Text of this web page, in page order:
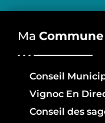
Ma Commune
Conseil
Vignoc En
Conseil des